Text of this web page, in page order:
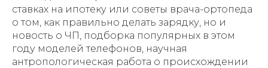
ставках на ипотеку или советы врача-ортопеда
о том, как правильно делать зарядку, но и
новость о ЧП, подборка популярных в этом
году моделей телефонов, научная
антропологическая работа о происхождении